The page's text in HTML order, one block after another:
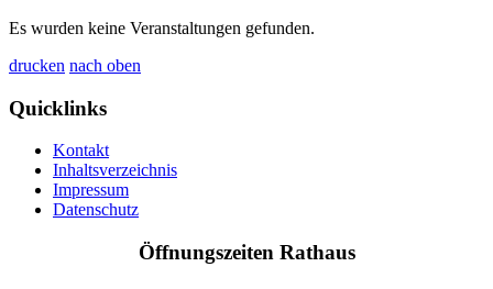
Es wurden keine Veranstaltungen gefunden.
drucken nach oben
Quicklinks
Kontakt
Inhaltsverzeichnis
Impressum
Datenschutz
Öffnungszeiten Rathaus